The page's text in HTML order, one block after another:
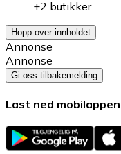
+2 butikker
Hopp over innholdet
Annonse
Annonse
Gi oss tilbakemelding
Last ned mobilappen